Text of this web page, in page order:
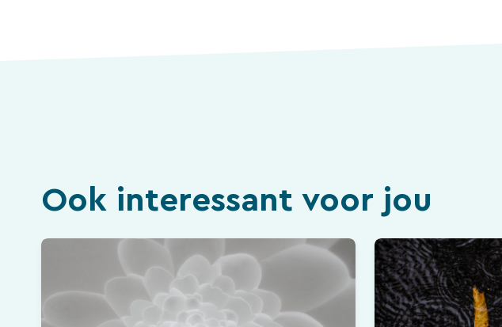
Ook interessant voor jou